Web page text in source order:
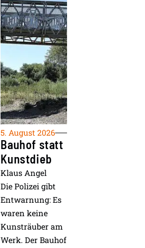
5. August 2026
Bauhof statt
Kunstdieb
Klaus Angel
Die Polizei gibt
Entwarnung: Es
waren keine
Kunsträuber am
Werk. Der Bauhof